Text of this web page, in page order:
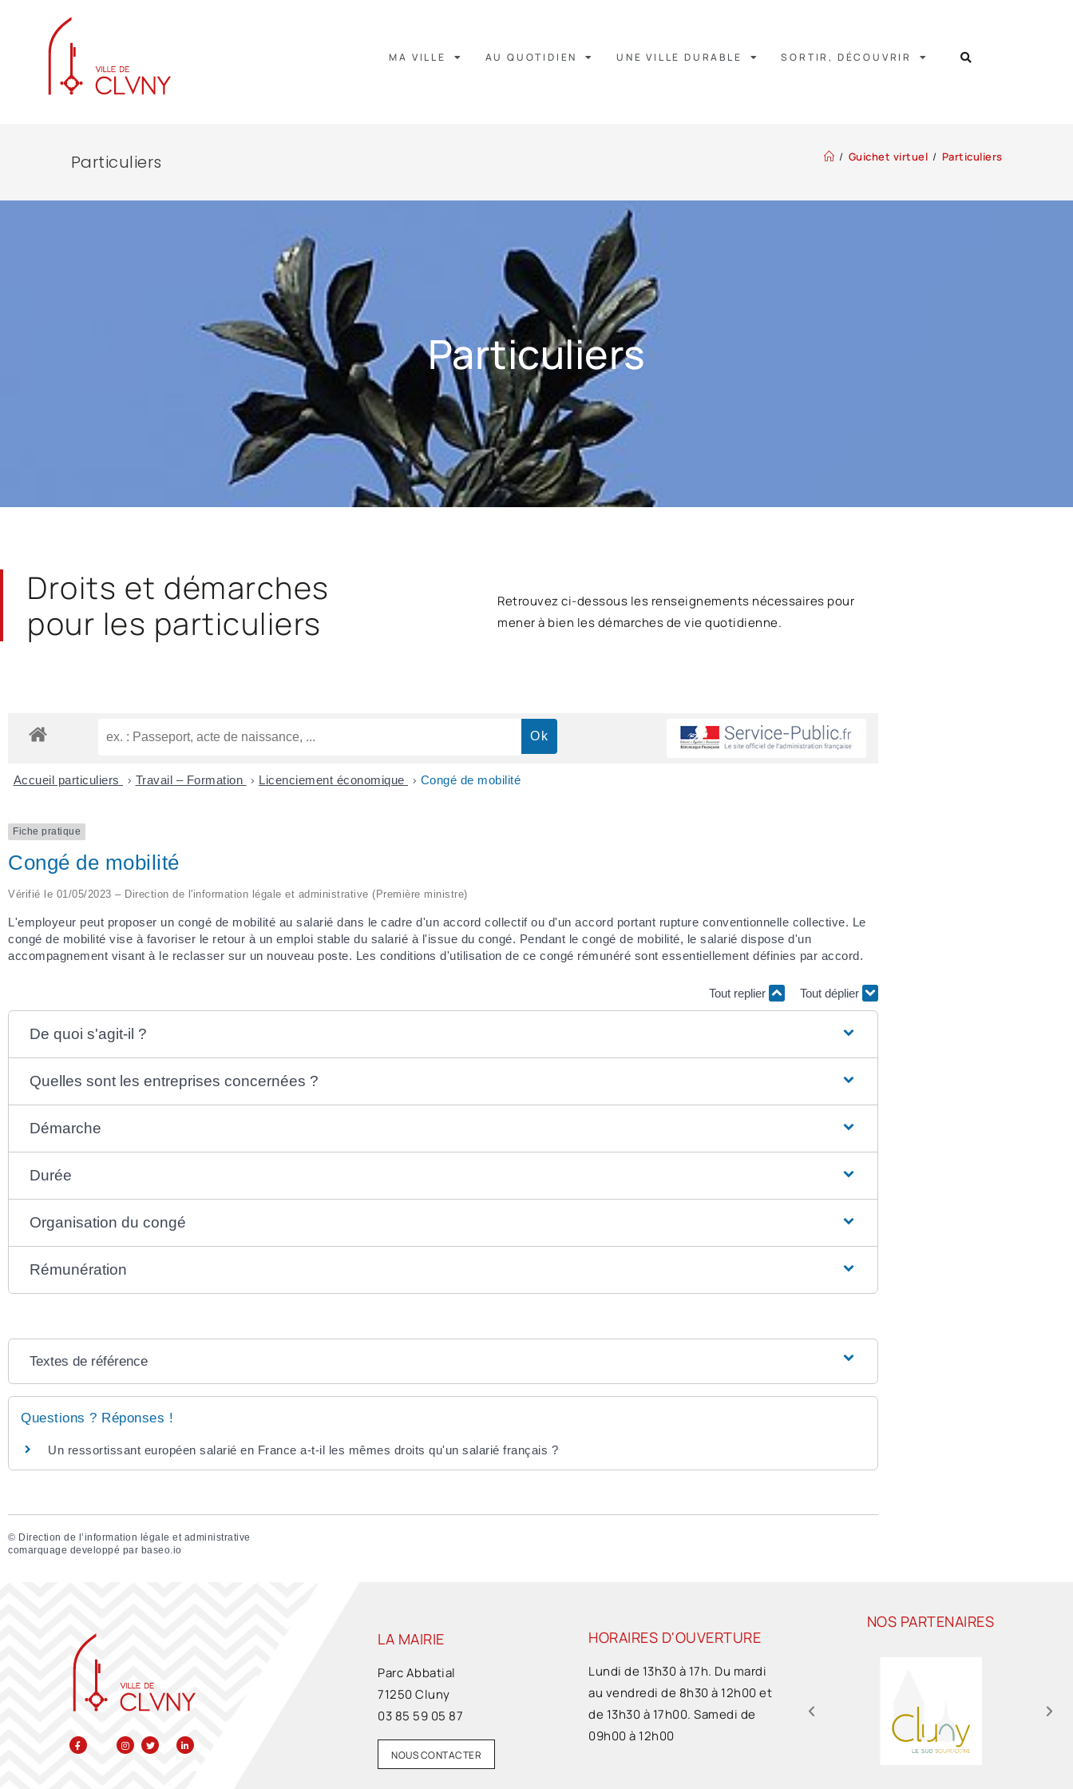
MA VILLE AU QUOTIDIEN UNE VILLE DURABLE SORTIR, DÉCOUVRIR
Particuliers / Guichet virtuel / Particuliers
Particuliers
Droits et démarches
pour les particuliers
Retrouvez ci-dessous les renseignements nécessaires pour
mener à bien les démarches de vie quotidienne.
Accueil particuliers > Travail – Formation > Licenciement économique > Congé de mobilité
Fiche pratique
Congé de mobilité
Vérifié le 01/05/2023 – Direction de l'information légale et administrative (Première ministre)
L'employeur peut proposer un congé de mobilité au salarié dans le cadre d'un accord collectif ou d'un accord portant rupture conventionnelle collective. Le
congé de mobilité vise à favoriser le retour à un emploi stable du salarié à l'issue du congé. Pendant le congé de mobilité, le salarié dispose d'un
accompagnement visant à le reclasser sur un nouveau poste. Les conditions d'utilisation de ce congé rémunéré sont essentiellement définies par accord.
Tout replier Tout déplier
De quoi s'agit-il ?
Quelles sont les entreprises concernées ?
Démarche
Durée
Organisation du congé
Rémunération
Textes de référence
Questions ? Réponses !
Un ressortissant européen salarié en France a-t-il les mêmes droits qu'un salarié français ?
© Direction de l’information légale et administrative
comarquage developpé par baseo.io
LA MAIRIE
Parc Abbatial
71250 Cluny
03 85 59 05 87
NOUS CONTACTER
HORAIRES D'OUVERTURE
Lundi de 13h30 à 17h. Du mardi
au vendredi de 8h30 à 12h00 et
de 13h30 à 17h00. Samedi de
09h00 à 12h00
NOS PARTENAIRES